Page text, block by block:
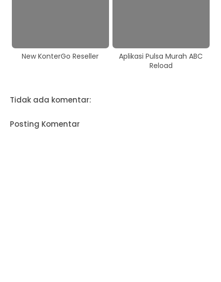
New KonterGo Reseller
Aplikasi Pulsa Murah ABC
Reload
Tidak ada komentar:
Posting Komentar